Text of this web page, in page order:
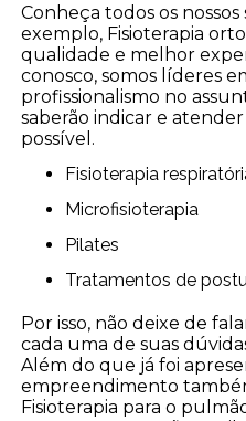
Conheça todos os
exemplo, Fisioterapia
qualidade e melhor
conosco, somos líderes
profissionalismo no
saberão indicar e
possível.
Fisioterapia
Microfisioterapia
Pilates
Tratamentos de
Por isso, não deixe de
cada uma de suas
Além do que já foi
empreendimento
Fisioterapia para o